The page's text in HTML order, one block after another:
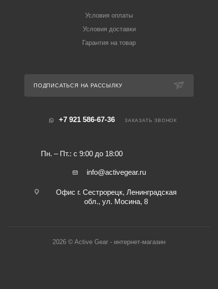
Условия оплаты
Условия доставки
Гарантия на товар
ПОДПИСАТЬСЯ НА РАССЫЛКУ
+7 921 586-67-36
Пн. – Пт.: с 9:00 до 18:00
ЗАКАЗАТЬ ЗВОНОК
info@activegear.ru
Офис г. Сестрорецк, Ленинградская
обл., ул. Мосина, 8
2026 © Active Gear - интернет-магазин